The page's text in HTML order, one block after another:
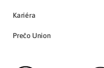
Kariéra
Prečo Union